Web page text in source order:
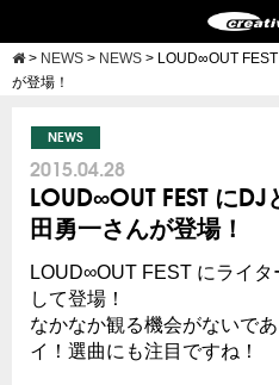
> NEWS > NEWS > LOUD∞OUT
が登場！
NEWS
2015.04.28
LOUD∞OUT FEST に
田勇一さんが登場！
LOUD∞OUT FEST にライ
して登場！
なかなか観る機会がないで
イ！選曲にも注目ですね！